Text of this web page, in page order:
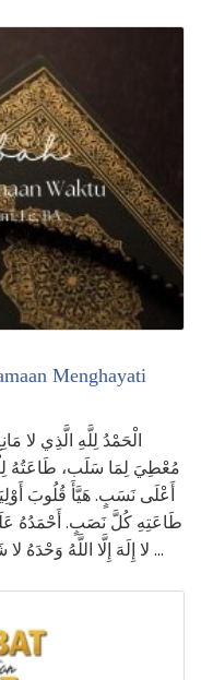
Menghayati
مُعْطِيَ لِمَا سَلَب، طَاعَتُهُ
أَعْلَى نَسَبٍ. هَيَّأَ قُلُوبَ
طَاعَتِهِ كُلَّ نَصَبٍ. أَحْمَدُهُ
لا إِلَهَ إِلَّا اللَّهُ وَحْدَهُ لا شَرِيكَ لَهُ، هَزَمَ الأَحْزابَ وَغَلَبَ. وَأَشْهَدُ أَنَّ …